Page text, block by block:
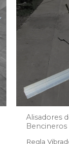
Alisadores
Bencineros
Regla